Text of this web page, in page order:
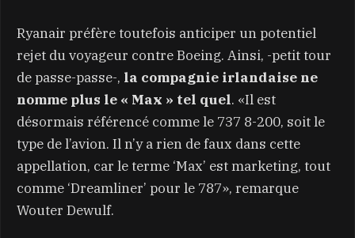
Ryanair préfère toutefois anticiper un potentiel
rejet du voyageur contre Boeing. Ainsi, -petit tour
de passe-passe-, la compagnie irlandaise ne
nomme plus le « Max » tel quel. «Il est
désormais référencé comme le 737 8-200, soit le
type de l’avion. Il n’y a rien de faux dans cette
appellation, car le terme ‘Max’ est marketing, tout
comme ‘Dreamliner’ pour le 787», remarque
Wouter Dewulf.